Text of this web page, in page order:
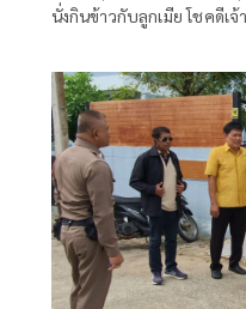
นั่งกินข้าวกับลูกเมีย โชคดีเ
เกษียณอายุราชการ หลังจ
ตนเอง ในย่านชุมชนตาลเ
รับบาดเจ็บเจ้าหน้าที่กู้ภัยน